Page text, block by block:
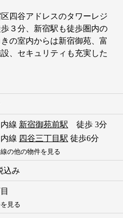
四谷アドレスのタワーレジ
３分、新宿駅も徒歩圏内の
の室内からは新宿御苑、富
、セキュリティも充実した
線 新宿御苑前駅 徒歩 3分
線 四谷三丁目駅 徒歩6分
の他の物件を見る
み
見る